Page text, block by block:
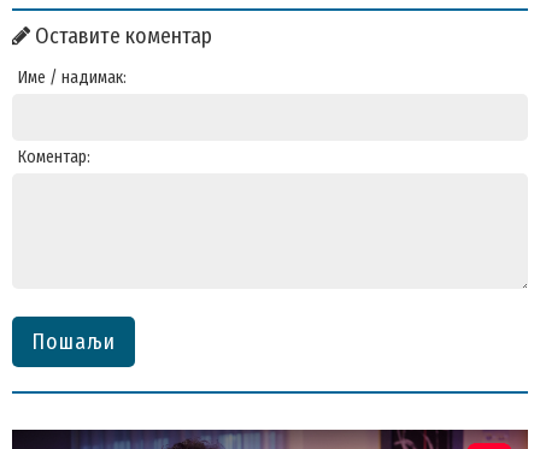
Оставите коментар
Име / надимак:
Коментар:
Пошаљи